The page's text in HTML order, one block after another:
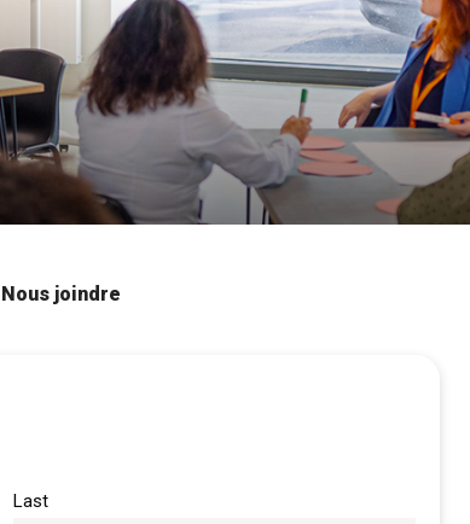
Nous joindre
Last